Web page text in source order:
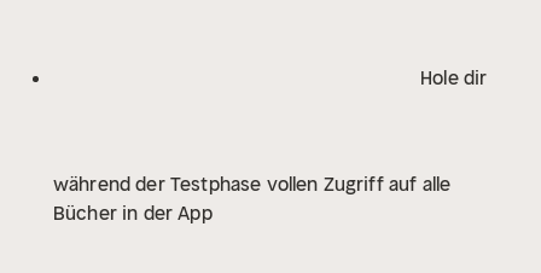
mit historischen Ereignissen verwoben. Eine höchst
typisch für die skandinavische Kultur wie Nils
Holgersson, 'Sofies Welt' und das Neujahrsskispringen
Hole dir
während der Testphase vollen Zugriff auf alle
Bücher in der App